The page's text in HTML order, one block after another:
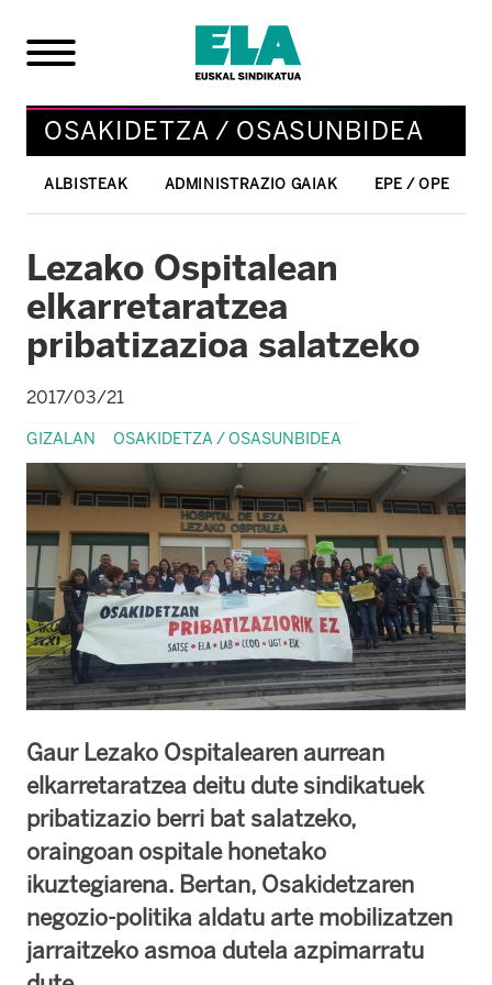
OSAKIDETZA / OSASUNBIDEA
ALBISTEAK ADMINISTRAZIO GAIAK EPE / OPE
Lezako Ospitalean
elkarretaratzea
pribatizazioa salatzeko
2017/03/21
GIZALAN OSAKIDETZA / OSASUNBIDEA
Gaur Lezako Ospitalearen aurrean
elkarretaratzea deitu dute sindikatuek
pribatizazio berri bat salatzeko,
oraingoan ospitale honetako
ikuztegiarena. Bertan, Osakidetzaren
negozio-politika aldatu arte mobilizatzen
jarraitzeko asmoa dutela azpimarratu